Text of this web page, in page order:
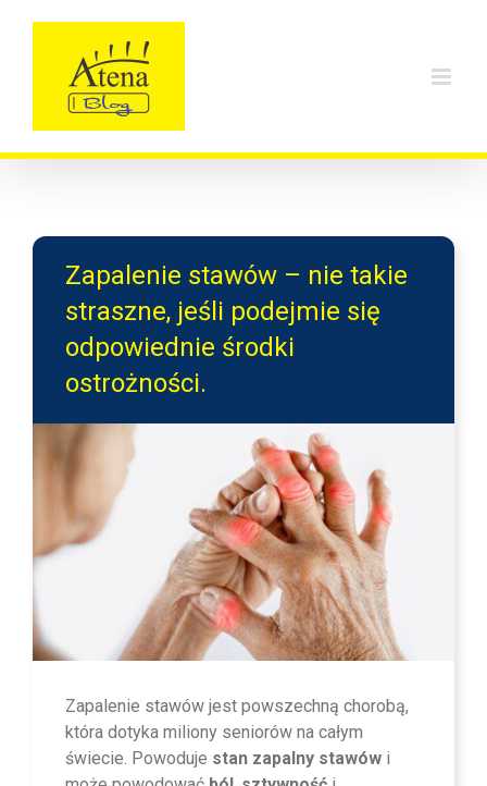
Zapalenie stawów – nie takie
straszne, jeśli podejmie się
odpowiednie środki
ostrożności.
Zapalenie stawów jest powszechną chorobą,
która dotyka miliony seniorów na całym
świecie. Powoduje stan zapalny stawów i